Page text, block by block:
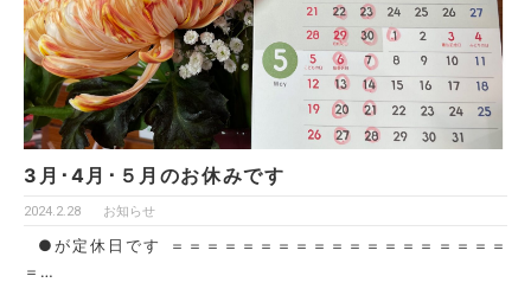
3月･4月･５月のお休みです
2024.2.28 お知らせ
●が定休日です ＝＝＝＝＝＝＝＝＝＝＝＝＝＝＝＝＝＝＝
＝…